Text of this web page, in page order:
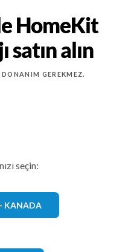
HomeKit
satın alın
GEREKMEZ.
seçin:
KANADA